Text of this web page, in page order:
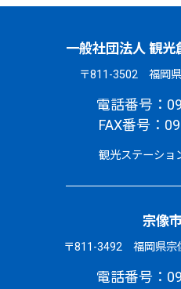
一般社団法人 観光
〒811-3502 福岡
電話番号：
FAX番号：
観光ステーショ
宗像
〒811-3492 福岡県宗
電話番号：